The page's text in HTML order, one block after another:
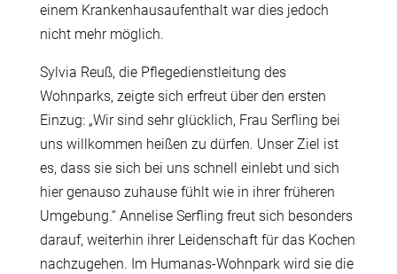
einem Krankenhausaufenthalt war dies jedoch
nicht mehr möglich.
Sylvia Reuß, die Pflegedienstleitung des
Wohnparks, zeigte sich erfreut über den ersten
Einzug: „Wir sind sehr glücklich, Frau Serfling bei
uns willkommen heißen zu dürfen. Unser Ziel ist
es, dass sie sich bei uns schnell einlebt und sich
hier genauso zuhause fühlt wie in ihrer früheren
Umgebung.“ Annelise Serfling freut sich besonders
darauf, weiterhin ihrer Leidenschaft für das Kochen
nachzugehen. Im Humanas-Wohnpark wird sie die